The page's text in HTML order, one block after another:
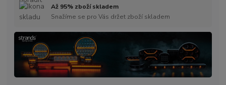
Až 95% zboží skladem
Snažíme se pro Vás držet zboží skladem